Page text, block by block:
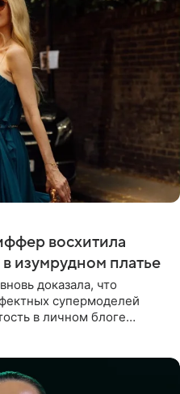
восхитила
изумрудном платье
доказала, что
супермоделей
в личном блоге